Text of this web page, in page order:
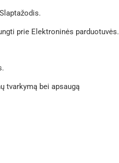
prie Elektroninės parduotuvės.
tvarkymą bei apsaugą